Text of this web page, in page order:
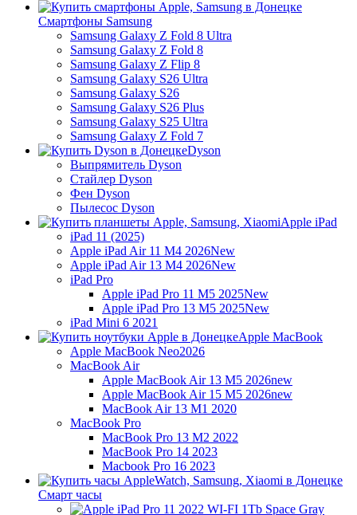
Смартфоны Samsung
Samsung Galaxy Z Fold 8 Ultra
Samsung Galaxy Z Fold 8
Samsung Galaxy Z Flip 8
Samsung Galaxy S26 Ultra
Samsung Galaxy S26
Samsung Galaxy S26 Plus
Samsung Galaxy S25 Ultra
Samsung Galaxy Z Fold 7
Dyson
Выпрямитель Dyson
Стайлер Dyson
Фен Dyson
Пылесос Dyson
Apple iPad
iPad 11 (2025)
Apple iPad Air 11 M4 2026New
Apple iPad Air 13 M4 2026New
iPad Pro
Apple iPad Pro 11 M5 2025New
Apple iPad Pro 13 M5 2025New
iPad Mini 6 2021
Apple MacBook
Apple MacBook Neo2026
MacBook Air
Apple MacBook Air 13 M5 2026new
Apple MacBook Air 15 M5 2026new
MacBook Air 13 M1 2020
MacBook Pro
MacBook Pro 13 M2 2022
MacBook Pro 14 2023
Macbook Pro 16 2023
Смарт часы